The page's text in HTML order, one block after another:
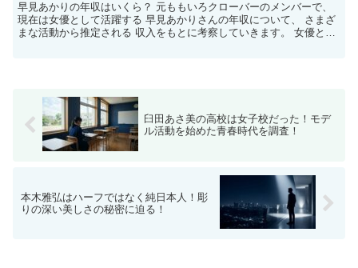
早見あかりの年収はいくら？ 元ももいろクローバーのメンバーで、
現在は女優として活躍する 早見あかりさんの年収について、 さまざ
まな活動から推定される 収入をもとに考察していきます。 女優とし
臼田あさ美の高校は女子校だった！モデ
ル活動を始めた青春時代を調査！
本木雅弘はハーフではなく純日本人！彫
りの深い美しさの秘密に迫る！